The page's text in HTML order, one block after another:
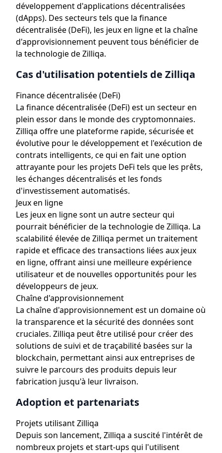
développement d'applications décentralisées
(dApps). Des secteurs tels que la finance
décentralisée (DeFi), les jeux en ligne et la chaîne
d'approvisionnement peuvent tous bénéficier de
la technologie de Zilliqa.
Cas d'utilisation potentiels de Zilliqa
Finance décentralisée (DeFi)
La finance décentralisée (DeFi) est un secteur en
plein essor dans le monde des cryptomonnaies.
Zilliqa offre une plateforme rapide, sécurisée et
évolutive pour le développement et l'exécution de
contrats intelligents, ce qui en fait une option
attrayante pour les projets DeFi tels que les prêts,
les échanges décentralisés et les fonds
d'investissement automatisés.
Jeux en ligne
Les jeux en ligne sont un autre secteur qui
pourrait bénéficier de la technologie de Zilliqa. La
scalabilité élevée de Zilliqa permet un traitement
rapide et efficace des transactions liées aux jeux
en ligne, offrant ainsi une meilleure expérience
utilisateur et de nouvelles opportunités pour les
développeurs de jeux.
Chaîne d'approvisionnement
La chaîne d'approvisionnement est un domaine où
la transparence et la sécurité des données sont
cruciales. Zilliqa peut être utilisé pour créer des
solutions de suivi et de traçabilité basées sur la
blockchain, permettant ainsi aux entreprises de
suivre le parcours des produits depuis leur
fabrication jusqu'à leur livraison.
Adoption et partenariats
Projets utilisant Zilliqa
Depuis son lancement, Zilliqa a suscité l'intérêt de
nombreux projets et start-ups qui l'utilisent